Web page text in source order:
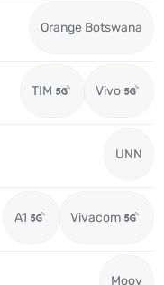
Orange Botswana
TIM Vivo
UNN
A1 Vivacom
Moov